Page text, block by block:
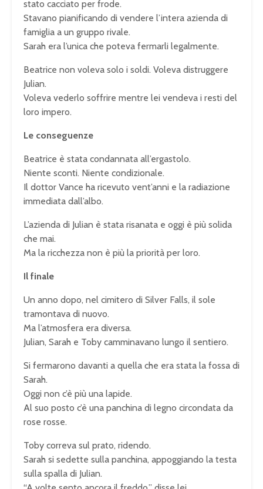
stato cacciato per frode.
Stavano pianificando di vendere l’intera azienda di
famiglia a un gruppo rivale.
Sarah era l’unica che poteva fermarli legalmente.
Beatrice non voleva solo i soldi. Voleva distruggere
Julian.
Voleva vederlo soffrire mentre lei vendeva i resti del
loro impero.
Le conseguenze
Beatrice è stata condannata all’ergastolo.
Niente sconti. Niente condizionale.
Il dottor Vance ha ricevuto vent’anni e la radiazione
immediata dall’albo.
L’azienda di Julian è stata risanata e oggi è più solida
che mai.
Ma la ricchezza non è più la priorità per loro.
Il finale
Un anno dopo, nel cimitero di Silver Falls, il sole
tramontava di nuovo.
Ma l’atmosfera era diversa.
Julian, Sarah e Toby camminavano lungo il sentiero.
Si fermarono davanti a quella che era stata la fossa di
Sarah.
Oggi non c’è più una lapide.
Al suo posto c’è una panchina di legno circondata da
rose rosse.
Toby correva sul prato, ridendo.
Sarah si sedette sulla panchina, appoggiando la testa
sulla spalla di Julian.